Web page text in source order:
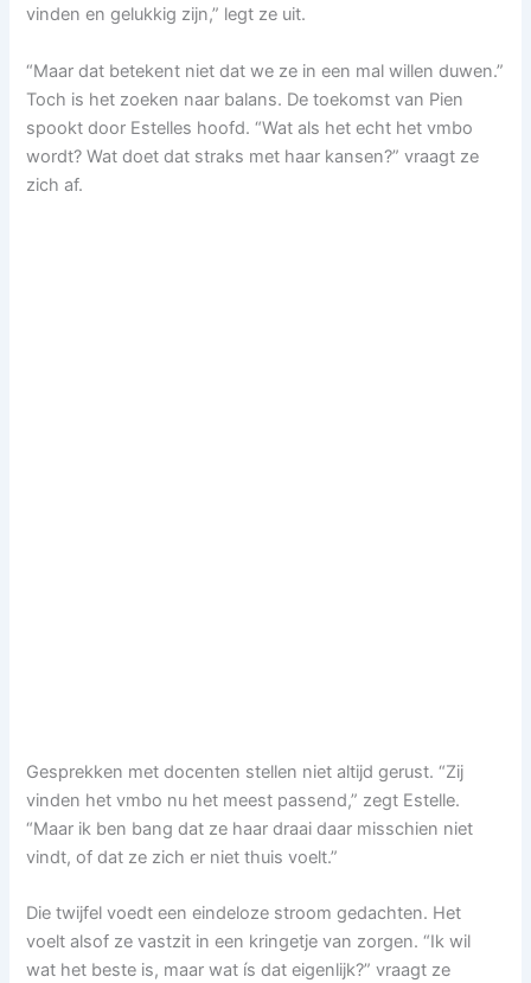
vinden en gelukkig zijn,” legt ze uit.
“Maar dat betekent niet dat we ze in een mal willen duwen.”
Toch is het zoeken naar balans. De toekomst van Pien
spookt door Estelles hoofd. “Wat als het echt het vmbo
wordt? Wat doet dat straks met haar kansen?” vraagt ze
zich af.
Gesprekken met docenten stellen niet altijd gerust. “Zij
vinden het vmbo nu het meest passend,” zegt Estelle.
“Maar ik ben bang dat ze haar draai daar misschien niet
vindt, of dat ze zich er niet thuis voelt.”
Die twijfel voedt een eindeloze stroom gedachten. Het
voelt alsof ze vastzit in een kringetje van zorgen. “Ik wil
wat het beste is, maar wat ís dat eigenlijk?” vraagt ze